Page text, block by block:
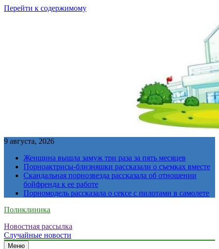
Перейти к содержимому
9 августа, 2026
Женщина вышла замуж три раза за пять месяцев
Порноактрисы-близняшки рассказали о съемках вместе
Скандальная порнозвезда рассказала об отношении
бойфренда к ее работе
Порномодель рассказала о сексе с пилотами в самолете
Поликлиника
Новостная рассылка
Случайные новости
Меню